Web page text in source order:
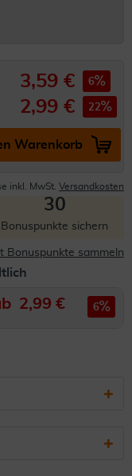
3,59 € 6
2,99 € 22
Warenkorb
inkl. MwSt. Versandkosten
30
Bonuspunkte sichern
Bonuspunkte sammeln
2,99 € 6